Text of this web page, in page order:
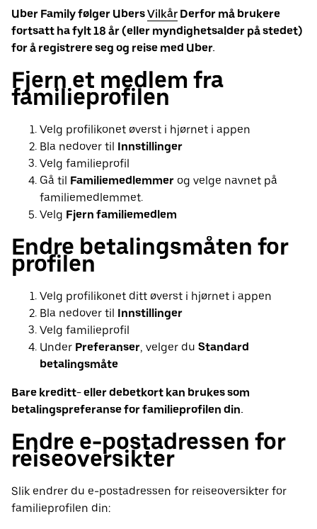
Uber Family følger UbersVilkår Derfor må brukere
fortsatt ha fylt 18 år (eller myndighetsalder på stedet)
for å registrere seg og reise med Uber.
Fjern et medlem fra
familieprofilen
Velg profilikonet øverst i hjørnet i appen
Bla nedover til Innstillinger
Velg familieprofil
Gå til Familiemedlemmer og velge navnet på
familiemedlemmet.
Velg Fjern familiemedlem
Endre betalingsmåten for
profilen
Velg profilikonet ditt øverst i hjørnet i appen
Bla nedover til Innstillinger
Velg familieprofil
Under Preferanser, velger du Standard
betalingsmåte
Bare kreditt- eller debetkort kan brukes som
betalingspreferanse for familieprofilen din.
Endre e-postadressen for
reiseoversikter
Slik endrer du e-postadressen for reiseoversikter for
familieprofilen din: